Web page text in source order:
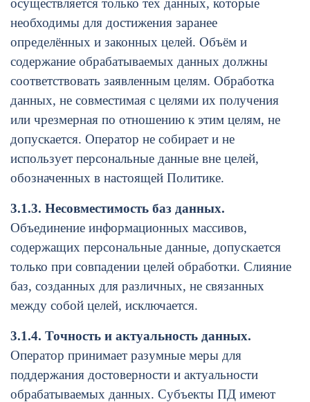
осуществляется только тех данных, которые
необходимы для достижения заранее
определённых и законных целей. Объём и
содержание обрабатываемых данных должны
соответствовать заявленным целям. Обработка
данных, не совместимая с целями их получения
или чрезмерная по отношению к этим целям, не
допускается. Оператор не собирает и не
использует персональные данные вне целей,
обозначенных в настоящей Политике.
3.1.3. Несовместимость баз данных.
Объединение информационных массивов,
содержащих персональные данные, допускается
только при совпадении целей обработки. Слияние
баз, созданных для различных, не связанных
между собой целей, исключается.
3.1.4. Точность и актуальность данных.
Оператор принимает разумные меры для
поддержания достоверности и актуальности
обрабатываемых данных. Субъекты ПД имеют